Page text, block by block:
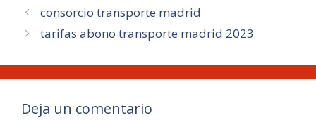
consorcio transporte madrid
tarifas abono transporte madrid 2023
Deja un comentario